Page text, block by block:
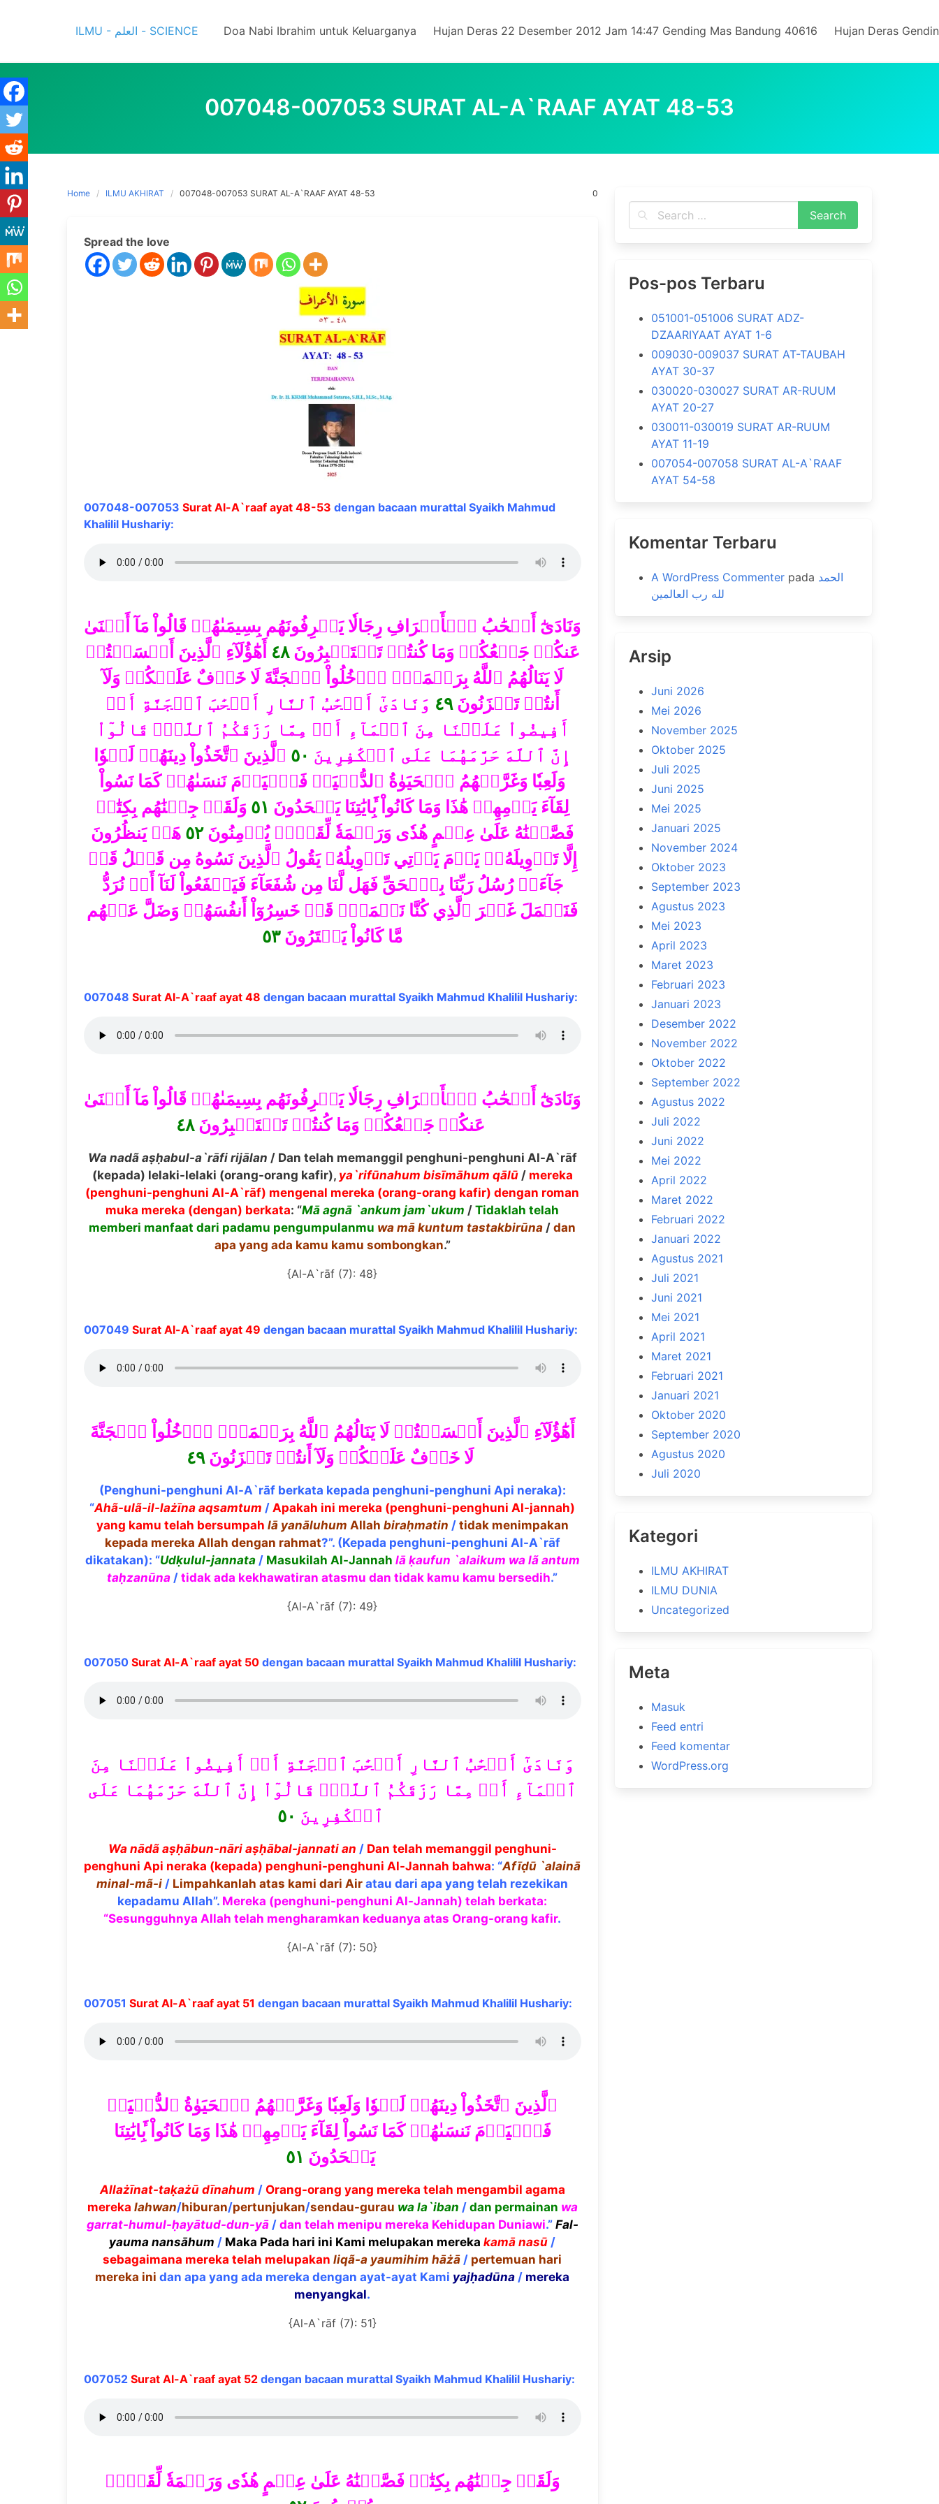
ILMU - العلم - SCIENCE Doa Nabi Ibrahim untuk Keluarganya Hujan Deras 22 Desember 2012 Jam 14:47 Gending Mas Bandung 40616 Hujan Deras
007048-007053 SURAT AL-A`RAAF AYAT 48-53
Home ILMU AKHIRAT 007048-007053 SURAT AL-A`RAAF AYAT 48-53 0
Spread the love
007048-007053 Surat Al-A`raaf ayat 48-53 dengan bacaan murattal Syaikh Mahmud
Khalilil Hushariy:
وَنَادَىٰٓ أَصۡحَٰبُ ٱلۡأَعۡرَافِ رِجَالٗا يَعۡرِفُونَهُم بِسِيمَىٰهُمۡ قَالُواْ مَآ أَغۡنَىٰ
عَنكُمۡ جَمۡعُكُمۡ وَمَا كُنتُمۡ تَسۡتَكۡبِرُونَ٤٨ أَهَٰٓؤُلَآءِ ٱلَّذِينَ أَقۡسَمۡتُمۡ
لَا يَنَالُهُمُ ٱللَّهُ بِرَحۡمَةٍۚ ٱدۡخُلُواْ ٱلۡجَنَّةَ لَا خَوۡفٌ عَلَيۡكُمۡ وَلَآ
أَنتُمۡ تَحۡزَنُونَ٤٩ وَنَادَىٰٓ أَصۡحَٰبُ ٱلنَّارِ أَصۡحَٰبَ ٱلۡجَنَّةِ أَنۡ
أَفِيضُواْ عَلَيۡنَا مِنَ ٱلۡمَآءِ أَوۡ مِمَّا رَزَقَكُمُ ٱللَّهُۚ قَالُوٓاْ
إِنَّ ٱللَّهَ حَرَّمَهُمَا عَلَى ٱلۡكَٰفِرِينَ ٥٠ ٱلَّذِينَ ٱتَّخَذُواْ دِينَهُمۡ لَهۡوٗا
وَلَعِبٗا وَغَرَّتۡهُمُ ٱلۡحَيَوٰةُ ٱلدُّنۡيَاۚ فَٱلۡيَوۡمَ نَنسَىٰهُمۡ كَمَا نَسُواْ
لِقَآءَ يَوۡمِهِمۡ هَٰذَا وَمَا كَانُواْ بِ‍َٔايَٰتِنَا يَجۡحَدُونَ ٥١ وَلَقَدۡ جِئۡنَٰهُم بِكِتَٰبٖ
فَصَّلۡنَٰهُ عَلَىٰ عِلۡمٍ هُدٗى وَرَحۡمَةٗ لِّقَوۡمٖ يُؤۡمِنُونَ٥٢ هَلۡ يَنظُرُونَ
إِلَّا تَأۡوِيلَهُۥۚ يَوۡمَ يَأۡتِي تَأۡوِيلُهُۥ يَقُولُ ٱلَّذِينَ نَسُوهُ مِن قَبۡلُ قَدۡ
جَآءَتۡ رُسُلُ رَبِّنَا بِٱلۡحَقِّ فَهَل لَّنَا مِن شُفَعَآءَ فَيَشۡفَعُواْ لَنَآ أَوۡ نُرَدُّ
فَنَعۡمَلَ غَيۡرَ ٱلَّذِي كُنَّا نَعۡمَلُۚ قَدۡ خَسِرُوٓاْ أَنفُسَهُمۡ وَضَلَّ عَنۡهُم
مَّا كَانُواْ يَفۡتَرُونَ٥٣
007048 Surat Al-A`raaf ayat 48 dengan bacaan murattal Syaikh Mahmud Khalilil Hushariy:
وَنَادَىٰٓ أَصۡحَٰبُ ٱلۡأَعۡرَافِ رِجَالٗا يَعۡرِفُونَهُم بِسِيمَىٰهُمۡ قَالُواْ مَآ أَغۡنَىٰ
عَنكُمۡ جَمۡعُكُمۡ وَمَا كُنتُمۡ تَسۡتَكۡبِرُونَ٤٨
Wa nadãaṣḥabul-a`rāfi rijālan / Dan telah memanggil penghuni-penghuni Al-A`rāf
(kepada) lelaki-lelaki (orang-orang kafir), ya`rifūnahum bisīmāhum qālū/ mereka
(penghuni-penghuni Al-A`rāf) mengenal mereka (orang-orang kafir) dengan roman
muka mereka (dengan) berkata: “Mā agnā `ankum jam`ukum /Tidaklah telah
memberi manfaat dari padamu pengumpulanmu wa mā kuntum tastakbirūna /dan
apa yang ada kamu kamu sombongkan.”
{Al-A`rāf (7): 48}
007049 Surat Al-A`raaf ayat 49 dengan bacaan murattal Syaikh Mahmud Khalilil Hushariy:
أَهَٰٓؤُلَآءِ ٱلَّذِينَ أَقۡسَمۡتُمۡ لَا يَنَالُهُمُ ٱللَّهُ بِرَحۡمَةٍۚ ٱدۡخُلُواْ ٱلۡجَنَّةَ
لَا خَوۡفٌ عَلَيۡكُمۡ وَلَآ أَنتُمۡ تَحۡزَنُونَ٤٩
(Penghuni-penghuni Al-A`rāf berkata kepada penghuni-penghuni Api neraka):
“Ahã-ulã-il-lażīna aqsamtum / Apakah ini mereka (penghuni-penghuni Al-jannah)
yang kamu telah bersumpah lāyanāluhum Allah biraḥmatin / tidak menimpakan
kepada mereka Allah dengan rahmat?”. (Kepada penghuni-penghuni Al-A`rāf
dikatakan): “Udḳulul-jannata/ Masukilah Al-Jannah lā ḳaufun `alaikum wa lãantum
taḥzanūna /tidak ada kekhawatiran atasmu dan tidak kamu kamu bersedih.”
{Al-A`rāf (7): 49}
007050 Surat Al-A`raaf ayat 50 dengan bacaan murattal Syaikh Mahmud Khalilil Hushariy:
وَنَادَىٰٓ أَصۡحَٰبُ ٱلنَّارِ أَصۡحَٰبَ ٱلۡجَنَّةِ أَنۡ أَفِيضُواْ عَلَيۡنَا مِنَ
ٱلۡمَآءِ أَوۡ مِمَّا رَزَقَكُمُ ٱللَّهُۚ قَالُوٓاْ إِنَّ ٱللَّهَ حَرَّمَهُمَا عَلَى
ٱلۡكَٰفِرِينَ ٥٠
Wa nādãaṣḥābun-nāri aṣḥābal-jannati an / Dan telah memanggil penghuni-
penghuni Api neraka (kepada) penghuni-penghuni Al-Jannah bahwa: “Afīḍū `alainā
minal-mã-i / Limpahkanlah atas kami dari Air atau dari apa yang telah rezekikan
kepadamu Allah”. Mereka (penghuni-penghuni Al-Jannah) telah berkata:
“Sesungguhnya Allah telah mengharamkan keduanya atas Orang-orang kafir.
{Al-A`rāf (7): 50}
007051 Surat Al-A`raaf ayat 51 dengan bacaan murattal Syaikh Mahmud Khalilil Hushariy:
ٱلَّذِينَ ٱتَّخَذُواْ دِينَهُمۡ لَهۡوٗا وَلَعِبٗا وَغَرَّتۡهُمُ ٱلۡحَيَوٰةُ ٱلدُّنۡيَاۚ
فَٱلۡيَوۡمَ نَنسَىٰهُمۡ كَمَا نَسُواْ لِقَآءَ يَوۡمِهِمۡ هَٰذَا وَمَا كَانُواْ بِ‍َٔايَٰتِنَا
يَجۡحَدُونَ ٥١
Allażīnat-taḳażūdīnahum / Orang-orang yang mereka telah mengambil agama
mereka lahwan/hiburan/pertunjukan/sendau-gurau wa la`iban / dan permainan wa
garrat-humul-ḥayātud-dun-yā/ dan telah menipu mereka Kehidupan Duniawi.” Fal-
yauma nansāhum / Maka Pada hari ini Kami melupakan mereka kamā nasū /
sebagaimana mereka telah melupakan liqã-a yaumihim hāżā / pertemuan hari
mereka ini dan apa yang ada mereka dengan ayat-ayat Kami yajḥadūna / mereka
menyangkal.
{Al-A`rāf (7): 51}
007052 Surat Al-A`raaf ayat 52 dengan bacaan murattal Syaikh Mahmud Khalilil Hushariy:
وَلَقَدۡ جِئۡنَٰهُم بِكِتَٰبٖ فَصَّلۡنَٰهُ عَلَىٰ عِلۡمٍ هُدٗى وَرَحۡمَةٗ لِّقَوۡمٖ
Pos-pos Terbaru
051001-051006 SURAT ADZ-
DZAARIYAAT AYAT 1-6
009030-009037 SURAT AT-TAUBAH
AYAT 30-37
030020-030027 SURAT AR-RUUM
AYAT 20-27
030011-030019 SURAT AR-RUUM
AYAT 11-19
007054-007058 SURAT AL-A`RAAF
AYAT 54-58
Komentar Terbaru
A WordPress Commenterpada الحمد
لله رب العالمين
Arsip
Juni 2026
Mei 2026
November 2025
Oktober 2025
Juli 2025
Juni 2025
Mei 2025
Januari 2025
November 2024
Oktober 2023
September 2023
Agustus 2023
Mei 2023
April 2023
Maret 2023
Februari 2023
Januari 2023
Desember 2022
November 2022
Oktober 2022
September 2022
Agustus 2022
Juli 2022
Juni 2022
Mei 2022
April 2022
Maret 2022
Februari 2022
Januari 2022
Agustus 2021
Juli 2021
Juni 2021
Mei 2021
April 2021
Maret 2021
Februari 2021
Januari 2021
Oktober 2020
September 2020
Agustus 2020
Juli 2020
Kategori
ILMU AKHIRAT
ILMU DUNIA
Uncategorized
Meta
Masuk
Feed entri
Feed komentar
WordPress.org